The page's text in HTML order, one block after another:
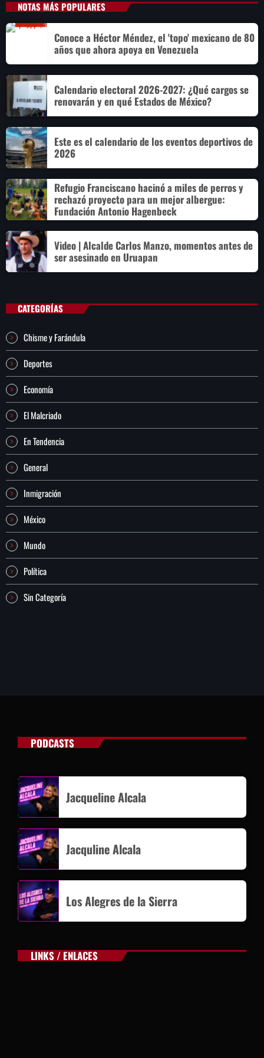
NOTAS MÁS POPULARES
Conoce a Héctor Méndez, el 'topo' mexicano de 80
años que ahora apoya en Venezuela
Calendario electoral 2026-2027: ¿Qué cargos se
renovarán y en qué Estados de México?
Este es el calendario de los eventos deportivos de
2026
Refugio Franciscano hacinó a miles de perros y
rechazó proyecto para un mejor albergue:
Fundación Antonio Hagenbeck
Video | Alcalde Carlos Manzo, momentos antes de
ser asesinado en Uruapan
CATEGORÍAS
Chisme y Farándula
Deportes
Economía
El Malcriado
En Tendencia
General
Inmigración
México
Mundo
Política
Sin Categoría
PODCASTS
Jacqueline Alcala
Jacquline Alcala
Los Alegres de la Sierra
LINKS / ENLACES